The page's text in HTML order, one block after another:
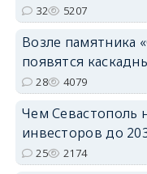
32 5207
Возле памятника
появятся
28 4079
Чем Севастополь
инвесторов до
25 2174